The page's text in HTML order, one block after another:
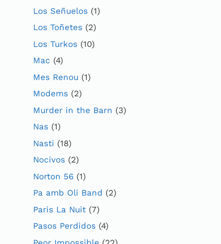
Los Señuelos (1)
Los Toñetes (2)
Los Turkos (10)
Mac (4)
Mes Renou (1)
Modems (2)
Murder in the Barn (3)
Nas (1)
Nasti (18)
Nocivos (2)
Norton 56 (1)
Pa amb Oli Band (2)
Paris La Nuit (7)
Pasos Perdidos (4)